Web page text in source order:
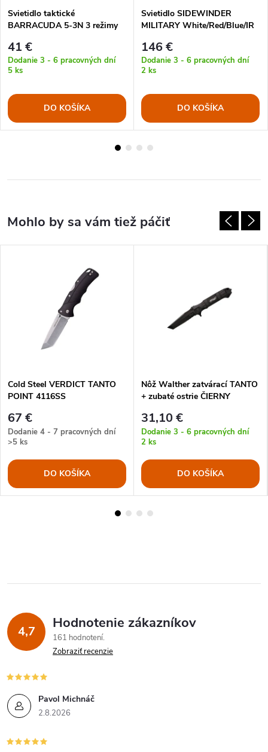
Svietidlo taktické
BARRACUDA 5-3N 3 režimy
41 €
Dodanie 3 - 6 pracovných dní
5 ks
DO KOŠÍKA
Svietidlo SIDEWINDER
MILITARY White/Red/Blue/IR
146 €
Dodanie 3 - 6 pracovných dní
2 ks
DO KOŠÍKA
Cold Steel VERDICT TANTO
POINT 4116SS
67 €
Dodanie 4 - 7 pracovných dní
>5 ks
DO KOŠÍKA
Nôž Walther zatvárací TANTO
+ zubaté ostrie ČIERNY
31,10 €
Dodanie 3 - 6 pracovných dní
2 ks
DO KOŠÍKA
4,7 Hodnotenie zákazníkov
161 hodnotení
Zobraziť recenzie
Pavol Michnáč
2.8.2026